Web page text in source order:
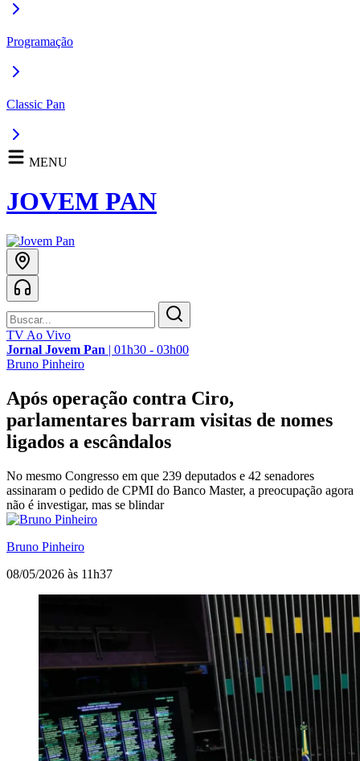
Programação
Classic Pan
MENU
JOVEM PAN
TV Ao Vivo
Jornal Jovem Pan | 01h30 - 03h00
Bruno Pinheiro
Após operação contra Ciro,
parlamentares barram visitas de nomes
ligados a escândalos
No mesmo Congresso em que 239 deputados e 42 senadores
assinaram o pedido de CPMI do Banco Master, a preocupação agora
não é investigar, mas se blindar
Bruno Pinheiro
08/05/2026 às 11h37